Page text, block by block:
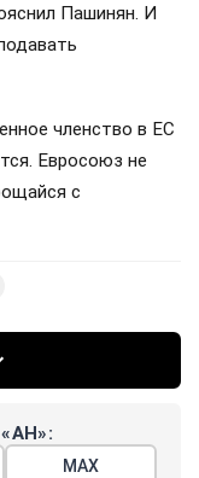
Пашинян. И
членство в ЕС
Евросоюз не
с
МАХ